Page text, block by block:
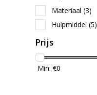
Materiaal (3)
Hulpmiddel (5)
Prijs
Min: €0